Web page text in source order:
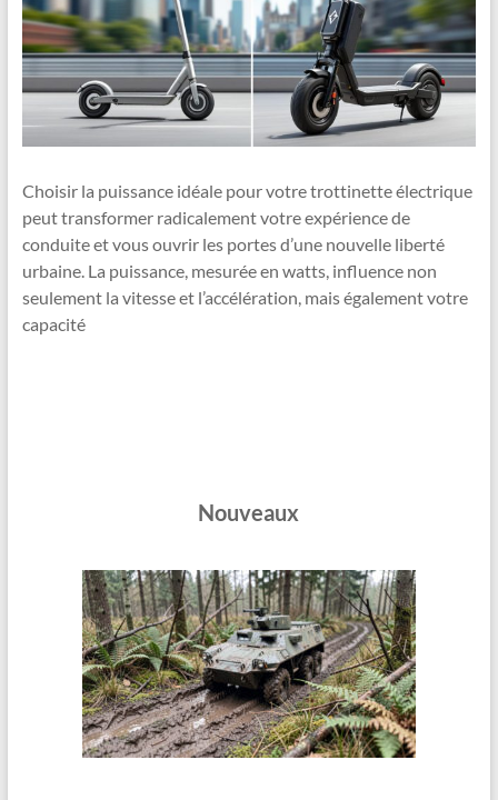
Choisir la puissance idéale pour votre trottinette électrique
peut transformer radicalement votre expérience de
conduite et vous ouvrir les portes d’une nouvelle liberté
urbaine. La puissance, mesurée en watts, influence non
seulement la vitesse et l’accélération, mais également votre
capacité
Nouveaux